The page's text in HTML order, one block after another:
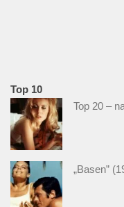
Top 10
Top 20 –
„Basen”